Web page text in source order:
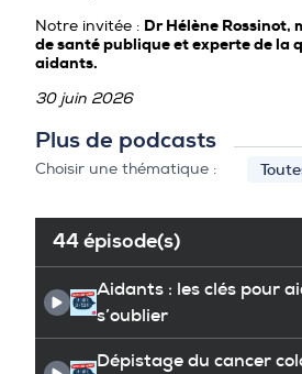
Notre invitée : Dr Hélène Rossinot,
de santé publique et experte de la
aidants.
30 juin 2026
Plus de podcasts
Choisir une thématique :
44 épisode(s)
Aidants : les clés pour
s’oublier
Dépistage du cancer